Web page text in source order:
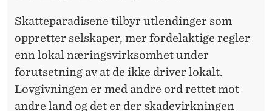
Skatteparadisene tilbyr utlendinger som
oppretter selskaper, mer fordelaktige regler
enn lokal næringsvirksomhet under
forutsetning av at de ikke driver lokalt.
Lovgivningen er med andre ord rettet mot
andre land og det er der skadevirkningen